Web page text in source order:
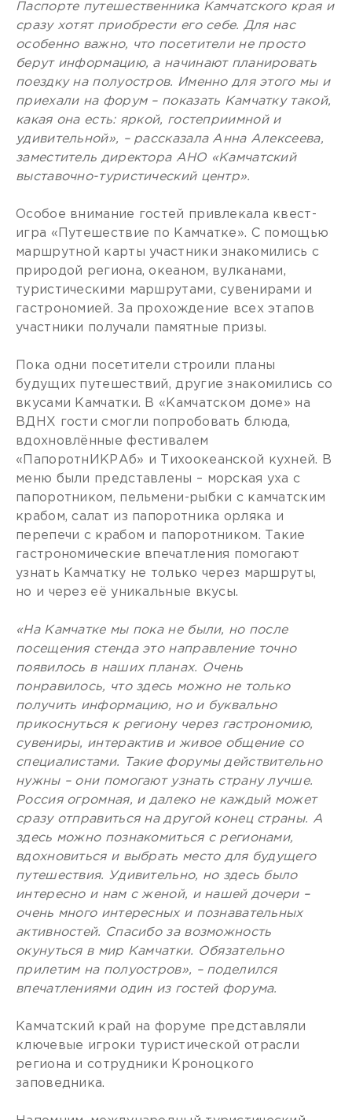
Паспорте путешественника Камчатского края и
сразу хотят приобрести его себе. Для нас
особенно важно, что посетители не просто
берут информацию, а начинают планировать
поездку на полуостров. Именно для этого мы и
приехали на форум – показать Камчатку такой,
какая она есть: яркой, гостеприимной и
удивительной», – рассказала Анна Алексеева,
заместитель директора АНО «Камчатский
выставочно-туристический центр».
Особое внимание гостей привлекала квест-
игра «Путешествие по Камчатке». С помощью
маршрутной карты участники знакомились с
природой региона, океаном, вулканами,
туристическими маршрутами, сувенирами и
гастрономией. За прохождение всех этапов
участники получали памятные призы.
Пока одни посетители строили планы
будущих путешествий, другие знакомились со
вкусами Камчатки. В «Камчатском доме» на
ВДНХ гости смогли попробовать блюда,
вдохновлённые фестивалем
«ПапоротнИКРАб» и Тихоокеанской кухней. В
меню были представлены – морская уха с
папоротником, пельмени-рыбки с камчатским
крабом, салат из папоротника орляка и
перепечи с крабом и папоротником. Такие
гастрономические впечатления помогают
узнать Камчатку не только через маршруты,
но и через её уникальные вкусы.
«На Камчатке мы пока не были, но после
посещения стенда это направление точно
появилось в наших планах. Очень
понравилось, что здесь можно не только
получить информацию, но и буквально
прикоснуться к региону через гастрономию,
сувениры, интерактив и живое общение со
специалистами. Такие форумы действительно
нужны – они помогают узнать страну лучше.
Россия огромная, и далеко не каждый может
сразу отправиться на другой конец страны. А
здесь можно познакомиться с регионами,
вдохновиться и выбрать место для будущего
путешествия. Удивительно, но здесь было
интересно и нам с женой, и нашей дочери –
очень много интересных и познавательных
активностей. Спасибо за возможность
окунуться в мир Камчатки. Обязательно
прилетим на полуостров», – поделился
впечатлениями один из гостей форума.
Камчатский край на форуме представляли
ключевые игроки туристической отрасли
региона и сотрудники Кроноцкого
заповедника.